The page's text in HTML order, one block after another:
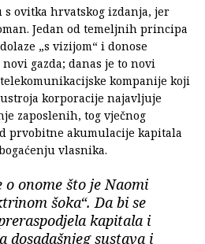
s ovitka hrvatskog izdanja, jer
Jedan od temeljnih principa
„s vizijom“ i donose
gazda; danas je to novi
kompanije koji
korporacije najavljuje
zaposlenih, tog vječnog
prvobitne akumulacije kapitala
vlasnika.
o onome što je Naomi
šoka“. Da bi se
kapitala i
dosadašnjeg sustava i